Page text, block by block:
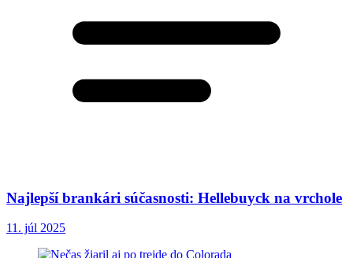
Najlepší brankári súčasnosti: Hellebuyck na vrchole
11. júl 2025